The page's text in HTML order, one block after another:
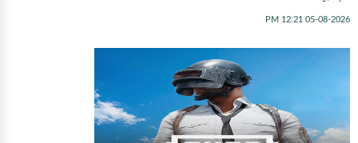
05-08-2026 12:21 PM